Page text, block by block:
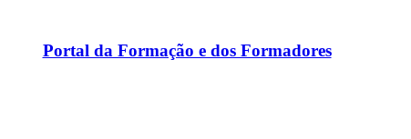
Portal da Formação e dos Formadores